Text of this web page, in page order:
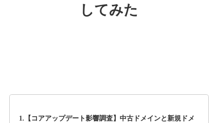
rageboy.com
してみた
1.【コアアップデート影響調査】中古ドメインと新規ドメ